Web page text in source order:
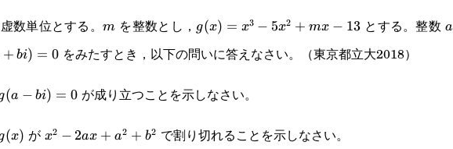
数単位とする。m
m を整数とし， g(x)=x^3-
5x^2+mx-
g(x) = x3 − 5x2 + mx − 13とする。整数a
a
+ bi) = 0 をみたすとき，以下の問いに答えなさい。（東京都立大2018）
(a − bi) = 0 が成り立つことを示しなさい。
(x) が x^2-
x2 − 2ax + a2 + b2 で割り切れることを示しなさい。